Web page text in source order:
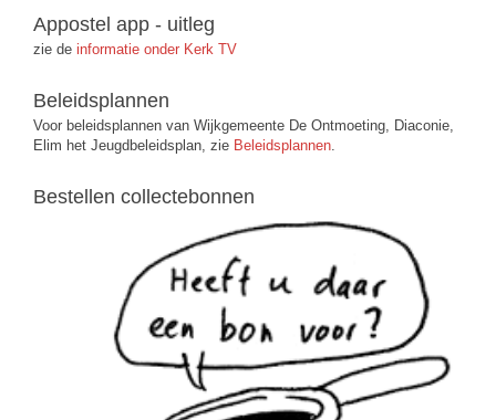
Appostel app - uitleg
zie de informatie onder Kerk TV
Beleidsplannen
Voor beleidsplannen van Wijkgemeente De Ontmoeting, Diaconie,
Elim het Jeugdbeleidsplan, zie Beleidsplannen.
Bestellen collectebonnen